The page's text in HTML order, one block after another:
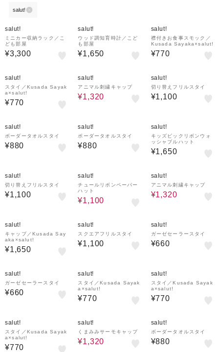
salut!
salut!
ミニカー収納ラック／こ
ども部屋
¥3,300
salut!
ウッド調知育時計／こど
も部屋
¥1,650
salut!
襟付きお食事スモック／
Kusada Sayaka×salut!
¥770
salut!
スタイ／Kusada Sayak
a×salut!
¥770
salut!
アニマル刺繍キャップ
¥1,320
salut!
切り替えフリルスタイ
¥1,100
salut!
ボーダータオルスタイ
¥880
salut!
ボーダータオルスタイ
¥880
salut!
キッズビックリボンウォ
ッシャブルハット
¥1,650
salut!
切り替えフリルスタイ
¥1,100
salut!
チュールリボンペーパー
ハット
¥1,100
salut!
アニマル刺繍キャップ
¥1,320
salut!
キャップ／Kusada Say
aka×salut!
¥1,650
salut!
スクエアフリルスタイ
¥1,100
salut!
ガーゼセーラースタイ
¥660
salut!
ガーゼセーラースタイ
¥660
salut!
スタイ／Kusada Sayak
a×salut!
¥770
salut!
スタイ／Kusada Sayak
a×salut!
¥770
salut!
スタイ／Kusada Sayak
a×salut!
¥770
salut!
くまみみサーモキャップ
¥1,320
salut!
ボーダータオルスタイ
¥880